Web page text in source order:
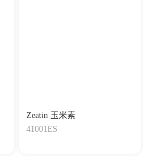
Zeatin 玉米素
41001ES